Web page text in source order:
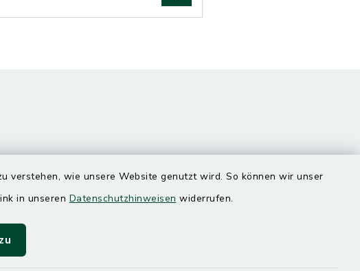
verstehen, wie unsere Website genutzt wird. So können wir unser
in unseren Datenschutzhinweisen widerrufen.
Quicklinks